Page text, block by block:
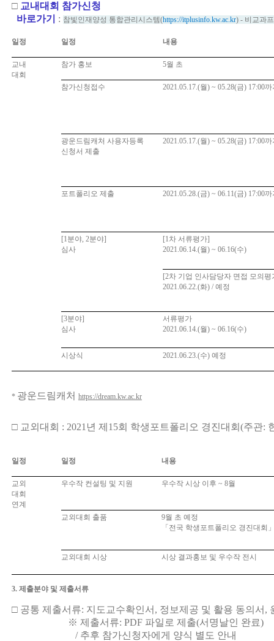
□ 교내대회 참가신청
바로가기
: 참빛인재양성 통합관리시스템(https://itplusinfo.kw.ac.kr) - 비교과
일정 일정 내용
교내
대회
참가 홍보 5월 초
참가신청접수 2021.05.17.(월) ~ 05.28(금) 17:00까
광운드림캐처 사용자등록
신청서 제출
2021.05.17.(월) ~ 05.28(금) 17:00까
포트폴리오 제출 2021.05.28.(금) ~ 06.11(금) 17:00까
[1분야, 2분야]
심사
[1차 서류평가]
2021.06.14.(월) ~ 06.16(수)
[2차 기업 인사담당자 면접 모의평
2021.06.22.(화) /예정
[3분야]
심사
서류평가
2021.06.14.(월) ~ 06.16(수)
시상식 2021.06.23.(수) 예정
* 광운드림캐처 https://dream.kw.ac.kr
□ 교외대회 : 2021 년 제 15회 학생포트폴리오 경진대회 (주관:
일정 일정 내용
교외
대회
연계
우수작 컨설팅 및 지원 우수작 시상 이후 ~ 8월
교외대회 출품 9월 초 예정
「 전국 학생포트폴리오 경진대회
교외대회 시상 시상 결과홍보 및 우수작 전시
3. 제출분야 및 제출서류
□ 공통 제출서류: 지도교수확인서 , 정보제공 및 활용 동의서 ,
※ 제출서류: PDF 파일로 제출(서명날인 완료)
/ 추후 참가신청자에게 양식 별도 안내